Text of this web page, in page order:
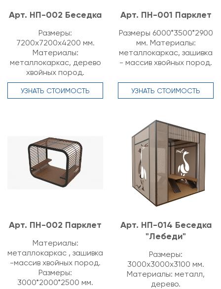
Арт. НП-002 Беседка
Размеры:
7200х7200х4200 мм.
Материалы:
металлокаркас, дерево
хвойных пород.
УЗНАТЬ СТОИМОСТЬ
Арт. ПН-001 Парклет
Размеры 6000*3500*2900
мм. Материалы:
металлокаркас, зашивка
- массив хвойных пород.
УЗНАТЬ СТОИМОСТЬ
Арт. ПН-002 Парклет
Материалы:
металлокаркас , зашивка
-массив хвойных пород.
Размеры:
3000*2000*2500 мм.
Арт. НП-014 Беседка
"Лебеди"
Размеры:
3000х3000х3100 мм.
Материалы: металл,
дерево.